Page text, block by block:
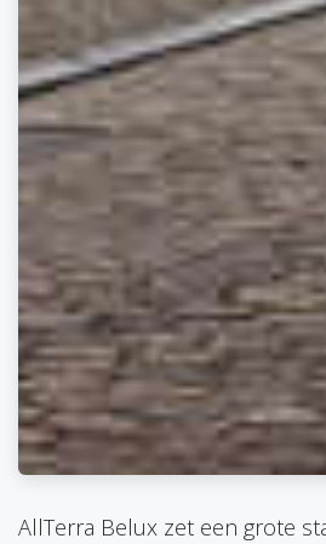
AllTerra Belux zet een grote